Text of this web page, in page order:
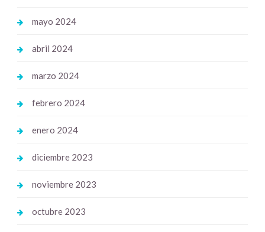
mayo 2024
abril 2024
marzo 2024
febrero 2024
enero 2024
diciembre 2023
noviembre 2023
octubre 2023